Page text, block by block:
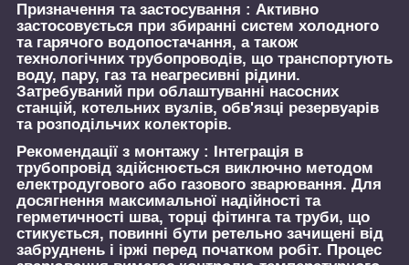
Призначення та застосування : Активно
застосовується при збиранні систем холодного
та гарячого водопостачання, а також
технологічних трубопроводів, що транспортують
воду, пару, газ та неагресивні рідини.
Затребуваний при облаштуванні насосних
станцій, котельних вузлів, обв'язці резервуарів
та розподільчих колекторів.
Рекомендації з монтажу : Інтеграція в
трубопровід здійснюється виключно методом
електродугового або газового зварювання. Для
досягнення максимальної надійності та
герметичності шва, торці фітинга та труби, що
стикується, повинні бути ретельно зачищені від
забруднень і іржі перед початком робіт. Процес